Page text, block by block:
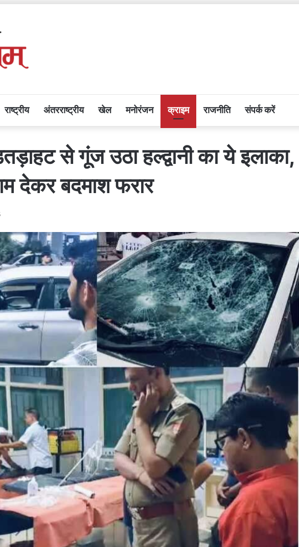
राष्ट्रीय अंतरराष्ट्रीय खेल मनोरंजन क्राइम राजनीति संपर्क करें
से गूंज उठा हल्द्वानी का ये इलाका,
देकर बदमाश फरार